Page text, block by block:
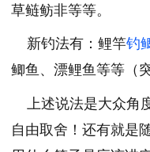
草鲢鲂非等等。
新钓法有：鲤竿钓
鲫鱼、漂鲤鱼等等（
上述说法是大众角
自由取舍！还有就是